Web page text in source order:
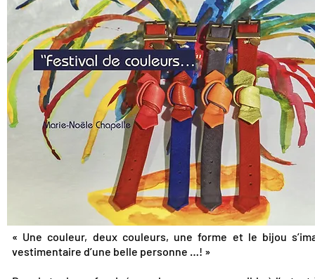
« Une couleur, deux couleurs, une forme et le bijou
vestimentaire d’une belle personne …! »